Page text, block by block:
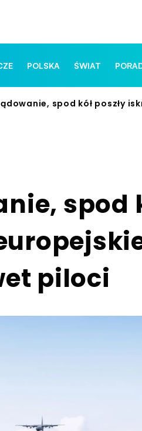
POLSKA ŚWIAT
spod kół poszły
spod
piloci